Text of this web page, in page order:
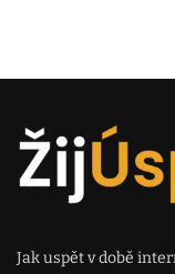
Jak uspět v době